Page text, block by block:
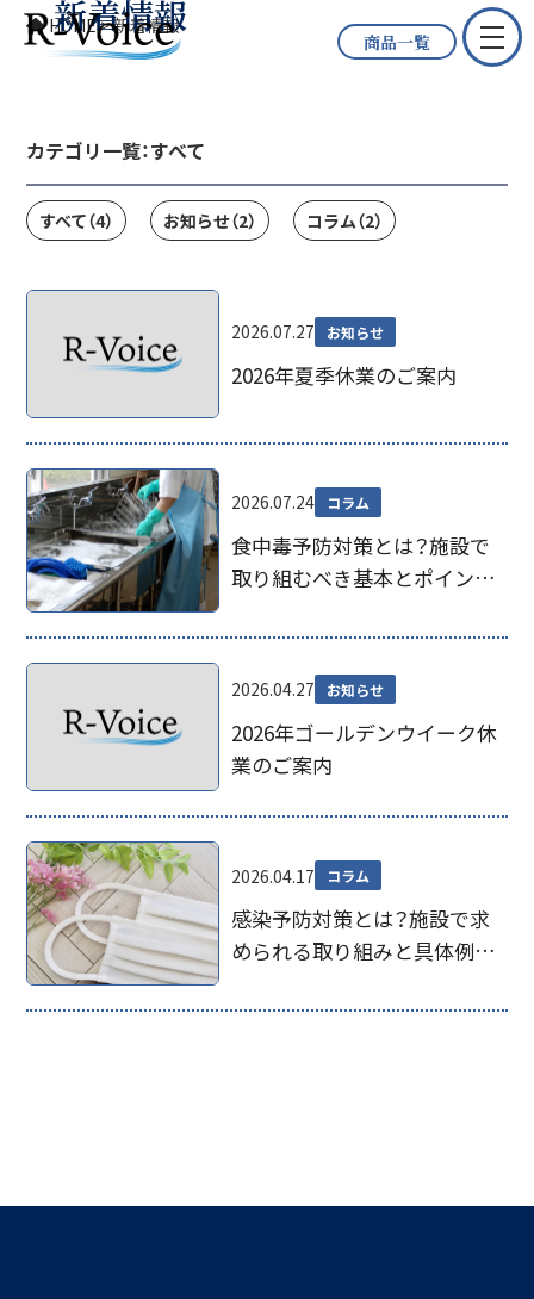
商品一覧
新着情報
HOME>新着情報
カテゴリ一覧：すべて
すべて（4） お知らせ（2） コラム（2）
2026.07.27 お知らせ
2026年夏季休業のご案内
2026.07.24 コラム
食中毒予防対策とは？施設で
取り組むべき基本とポイント
2026.04.27 お知らせ
2026年ゴールデンウイーク休
業のご案内
2026.04.17 コラム
感染予防対策とは？施設で求
められる取り組みと具体例を